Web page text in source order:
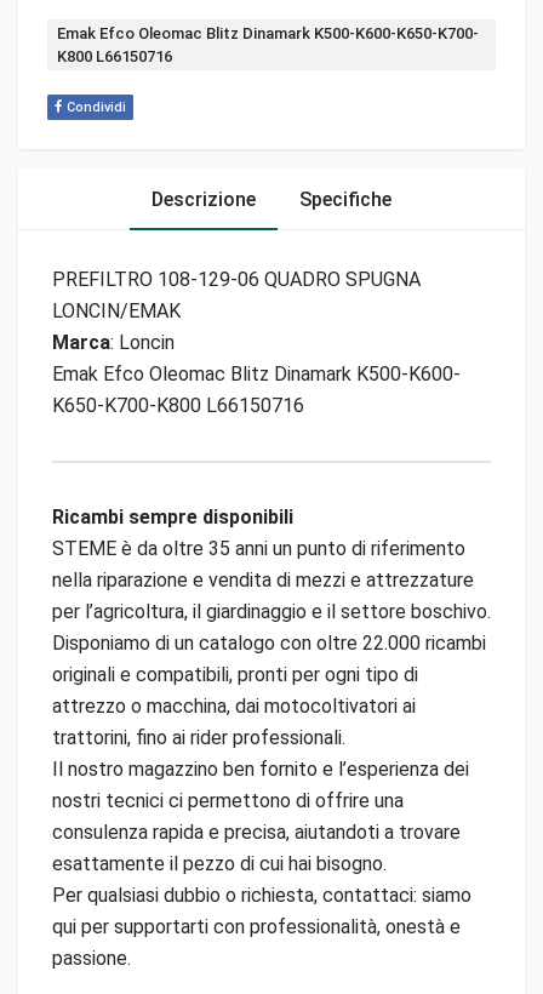
Tag:
Emak Efco Oleomac Blitz Dinamark K500-K600-K650-K700-
K800 L66150716
Condividi
Descrizione Specifiche
PREFILTRO 108-129-06 QUADRO SPUGNA
LONCIN/EMAK
Marca: Loncin
Emak Efco Oleomac Blitz Dinamark K500-K600-
K650-K700-K800 L66150716
Ricambi sempre disponibili
STEME è da oltre 35 anni un punto di riferimento
nella riparazione e vendita di mezzi e attrezzature
per l’agricoltura, il giardinaggio e il settore boschivo.
Disponiamo di un catalogo con oltre 22.000 ricambi
originali e compatibili, pronti per ogni tipo di
attrezzo o macchina, dai motocoltivatori ai
trattorini, fino ai rider professionali.
Il nostro magazzino ben fornito e l’esperienza dei
nostri tecnici ci permettono di offrire una
consulenza rapida e precisa, aiutandoti a trovare
esattamente il pezzo di cui hai bisogno.
Per qualsiasi dubbio o richiesta, contattaci: siamo
qui per supportarti con professionalità, onestà e
passione.